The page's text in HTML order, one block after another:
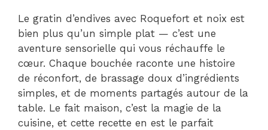
Le gratin d’endives avec Roquefort et noix est
bien plus qu’un simple plat — c’est une
aventure sensorielle qui vous réchauffe le
cœur. Chaque bouchée raconte une histoire
de réconfort, de brassage doux d’ingrédients
simples, et de moments partagés autour de la
table. Le fait maison, c’est la magie de la
cuisine, et cette recette en est le parfait